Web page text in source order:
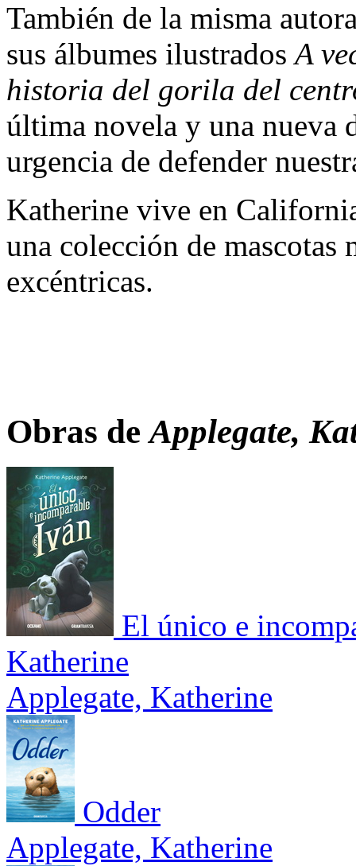
También de la misma
sus álbumes ilustradosA
historia del gorila del
última novela y una nueva
urgencia de defender
Katherine vive en
una colección de mascotas
excéntricas.
Obras deApplegate,
El único e
Katherine
Applegate, Katherine
Odder
Applegate, Katherine